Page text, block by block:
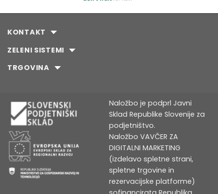
KONTAKT
ZELENI SISTEMI
TRGOVINA
Naložbo je podprl Javni
Sklad Republike Slovenije za
podjetništvo.
Naložbo VAVČER ZA
DIGITALNI MARKETING
(izdelavo spletne strani,
spletne trgovine in
rezervacijske platforme)